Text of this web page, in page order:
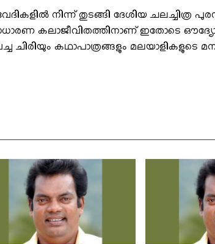
നിന്ന് തുടങ്ങി ദേശിയ ചലച്ചിത്ര
കലാജീവിതത്തിനാണ് ഇതോടെ
ചിരിയും കഥാപാത്രങ്ങളും മലയാളികളുടെ